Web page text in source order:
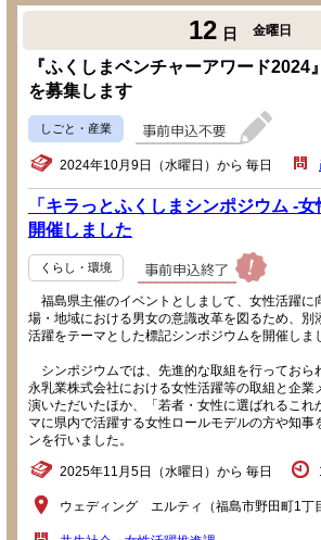
12 日 金曜日
『ふくしまベンチャーアワード2024
を募集します
しごと・産業
2024年10月9日（水曜日）から 毎日
「キラっとふくしまシンポジウム -
開催しました
くらし・環境
福島県主催のイベントとしまして、女性活躍に
場・地域における男女の意識改革を図るため、別
活躍をテーマとした標記シンポジウムを開催しま
シンポジウムでは、先進的な取組を行っておら
永乳業株式会社における女性活躍等の取組と企業
演いただいたほか、「若者・女性に選ばれるこれ
マに県内で活躍する女性ロールモデルの方や知事
ンを行いました。
2025年11月5日（水曜日）から 毎日
ウェディング エルティ（福島市野田町1丁